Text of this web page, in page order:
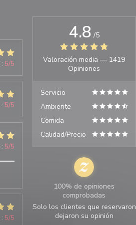
: 5/5
: 5/5
: 5/5
: 5/5
4.8 /5
Valoración media — 1419
Opiniones
Servicio
Ambiente
Comida
Calidad/Precio
100% de opiniones
comprobadas
Solo los clientes que reservaron
dejaron su opinión